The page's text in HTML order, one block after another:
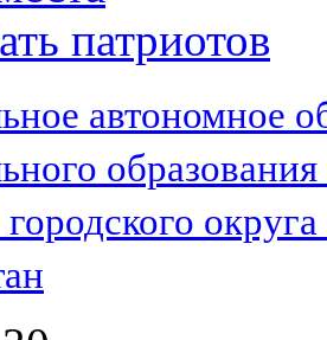
патриотов
автономное
образования
городского